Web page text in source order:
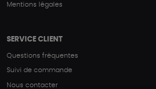
Mentions légales
SERVICE CLIENT
Questions fréquentes
Suivi de commande
Nous contacter